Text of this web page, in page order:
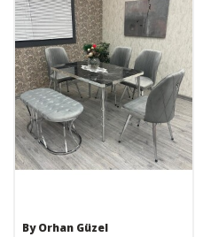
By Orhan Güzel